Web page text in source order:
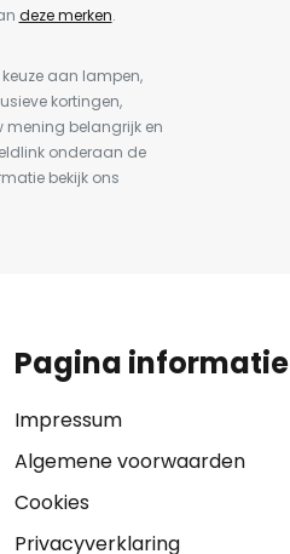
deze merken.
aan lampen,
kortingen,
mening belangrijk en
onderaan de
bekijk ons
Pagina informatie
Impressum
Algemene voorwaarden
Cookies
Privacyverklaring